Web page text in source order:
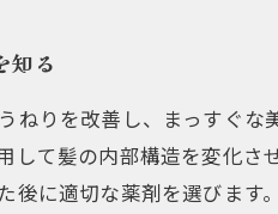
知る
ねりを改善し、まっすぐ
して髪の内部構造を変化
後に適切な薬剤を選びま